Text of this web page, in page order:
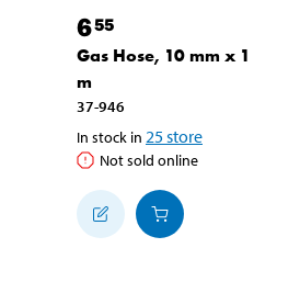
655
Gas Hose, 10 mm x 1
m
37-946
In stock in 25store
Not sold online